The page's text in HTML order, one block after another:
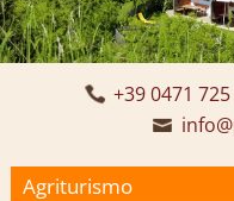
+39 0471
Agriturismo